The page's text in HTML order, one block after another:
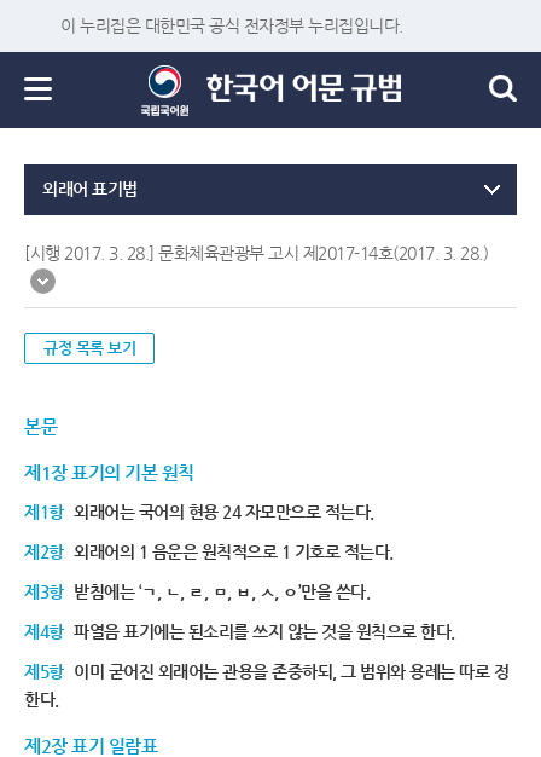
이 누리집은 대한민국 공식 전자정부 누리집입니다.
외래어 표기법
[시행 2017. 3. 28.] 문화체육관광부 고시 제2017-14호(2017. 3. 28.)
규정 목록 보기
본문
제1장 표기의 기본 원칙
제1항 외래어는 국어의 현용 24 자모만으로 적는다.
제2항 외래어의 1 음운은 원칙적으로 1 기호로 적는다.
제3항 받침에는 ‘ㄱ, ㄴ, ㄹ, ㅁ, ㅂ, ㅅ, ㅇ’만을 쓴다.
제4항 파열음 표기에는 된소리를 쓰지 않는 것을 원칙으로 한다.
제5항 이미 굳어진 외래어는 관용을 존중하되, 그 범위와 용례는 따로 정
한다.
제2장 표기 일람표